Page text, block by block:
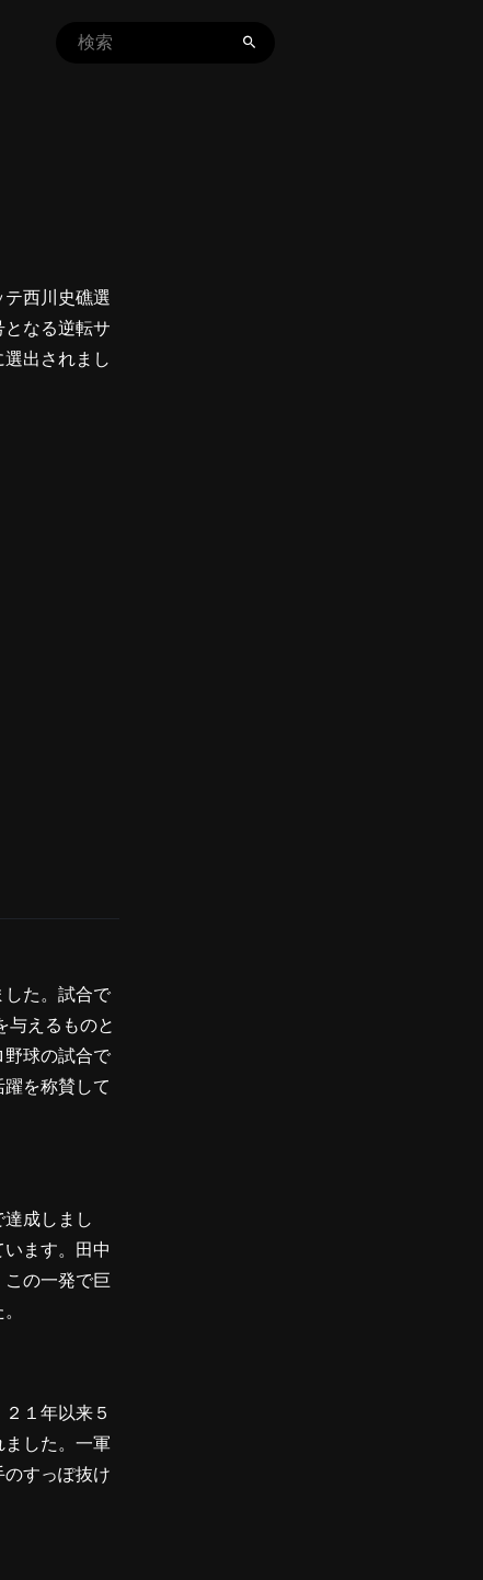
西川史礁選
なる逆転サ
出されまし
した。試合で
与えるものと
野球の試合で
を称賛して
成しまし
ます。田中
の一発で巨
１年以来５
ました。一軍
すっぽ抜け